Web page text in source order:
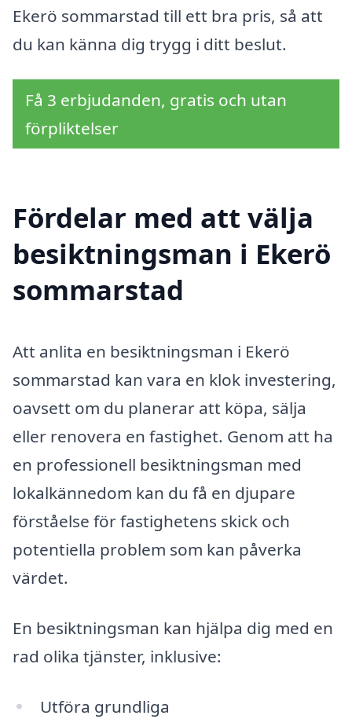
Ekerö sommarstad till ett bra pris, så att
du kan känna dig trygg i ditt beslut.
Få 3 erbjudanden, gratis och utan
förpliktelser
Fördelar med att välja
besiktningsman i Ekerö
sommarstad
Att anlita en besiktningsman i Ekerö
sommarstad kan vara en klok investering,
oavsett om du planerar att köpa, sälja
eller renovera en fastighet. Genom att ha
en professionell besiktningsman med
lokalkännedom kan du få en djupare
förståelse för fastighetens skick och
potentiella problem som kan påverka
värdet.
En besiktningsman kan hjälpa dig med en
rad olika tjänster, inklusive:
Utföra grundliga